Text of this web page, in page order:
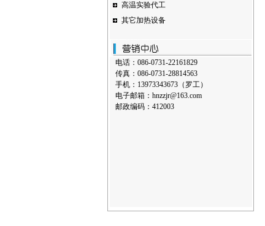
高温实验代工
其它加热设备
电话：086-0731-22161829
传真：086-0731-28814563
手机：13973343673（罗工）
电子邮箱：hnzzjr@163.com
邮政编码：412003